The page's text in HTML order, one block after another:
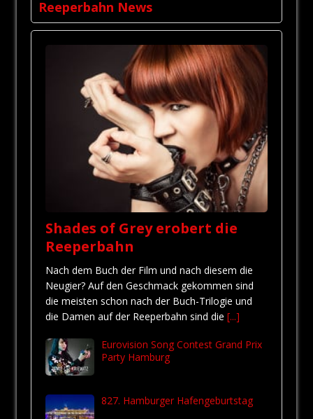
Reeperbahn News
Shades of Grey erobert die
Reeperbahn
Nach dem Buch der Film und nach diesem die
Neugier? Auf den Geschmack gekommen sind
die meisten schon nach der Buch-Trilogie und
die Damen auf der Reeperbahn sind die [...]
Eurovision Song Contest Grand Prix
Party Hamburg
827. Hamburger Hafengeburtstag